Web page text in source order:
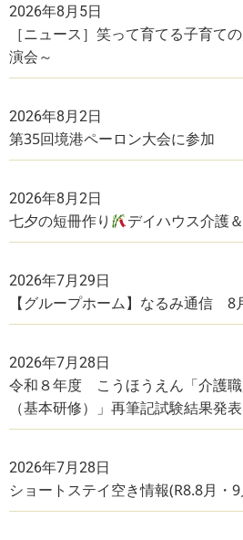
2026年8月5日
［ニュース］笑って育てる子育て
演会～
2026年8月2日
第35回境港ペーロン大会に参加
2026年8月2日
七夕の短冊作り デイハウス介護
2026年7月29日
【グループホーム】なるみ通信 8
2026年7月28日
令和８年度 こうほうえん「介護
（基本研修）」再筆記試験結果発表
2026年7月28日
ショートステイ空き情報(R8.8月・